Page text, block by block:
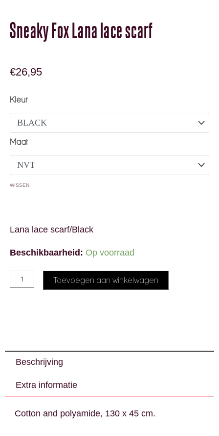
Sneaky Fox Lana lace scarf
€26,95
Kleur
Maat
WISSEN
Lana lace scarf/Black
Beschikbaarheid: Op voorraad
Sneaky Fox Lana lace scarf aantal
Toevoegen aan winkelwagen
Beschrijving
Extra informatie
Cotton and polyamide, 130 x 45 cm.